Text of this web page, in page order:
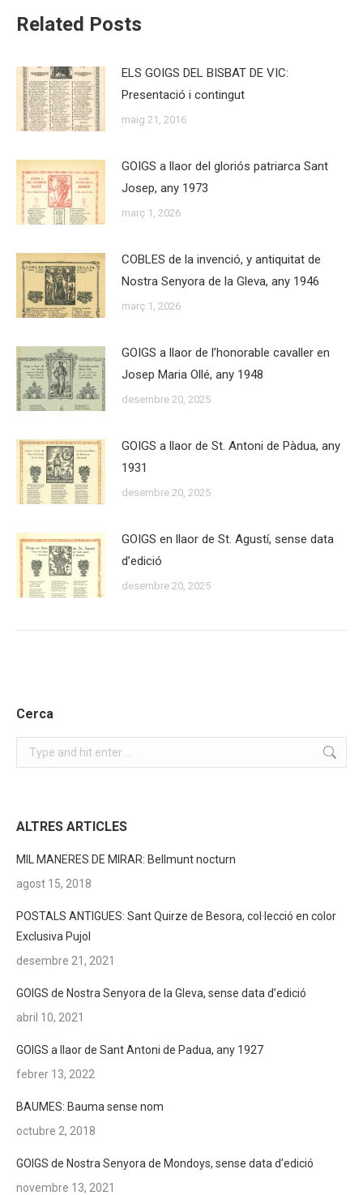
Related Posts
ELS GOIGS DEL BISBAT DE VIC:
Presentació i contingut
maig 21, 2016
GOIGS a llaor del gloriós patriarca Sant
Josep, any 1973
març 1, 2026
COBLES de la invenció, y antiquitat de
Nostra Senyora de la Gleva, any 1946
març 1, 2026
GOIGS a llaor de l’honorable cavaller en
Josep Maria Ollé, any 1948
desembre 20, 2025
GOIGS a llaor de St. Antoni de Pàdua, any
1931
desembre 20, 2025
GOIGS en llaor de St. Agustí, sense data
d’edició
desembre 20, 2025
Cerca
Search:
ALTRES ARTICLES
MIL MANERES DE MIRAR: Bellmunt nocturn
agost 15, 2018
POSTALS ANTIGUES: Sant Quirze de Besora, col·lecció en color
Exclusiva Pujol
desembre 21, 2021
GOIGS de Nostra Senyora de la Gleva, sense data d’edició
abril 10, 2021
GOIGS a llaor de Sant Antoni de Padua, any 1927
febrer 13, 2022
BAUMES: Bauma sense nom
octubre 2, 2018
GOIGS de Nostra Senyora de Mondoys, sense data d’edició
novembre 13, 2021